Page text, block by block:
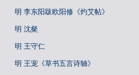
明 李东阳跋欧阳修《灼艾帖》
明 沈粲
明 王守仁
明 王宠《草书五言诗轴》